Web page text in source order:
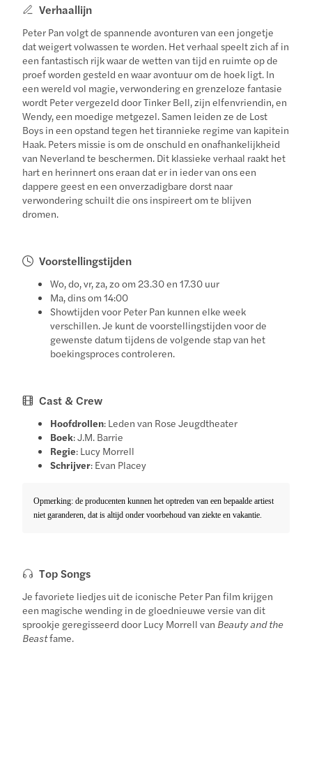
Verhaallijn
Peter Pan volgt de spannende avonturen van een jongetje
dat weigert volwassen te worden. Het verhaal speelt zich af in
een fantastisch rijk waar de wetten van tijd en ruimte op de
proef worden gesteld en waar avontuur om de hoek ligt. In
een wereld vol magie, verwondering en grenzeloze fantasie
wordt Peter vergezeld door Tinker Bell, zijn elfenvriendin, en
Wendy, een moedige metgezel. Samen leiden ze de Lost
Boys in een opstand tegen het tirannieke regime van kapitein
Haak. Peters missie is om de onschuld en onafhankelijkheid
van Neverland te beschermen. Dit klassieke verhaal raakt het
hart en herinnert ons eraan dat er in ieder van ons een
dappere geest en een onverzadigbare dorst naar
verwondering schuilt die ons inspireert om te blijven
dromen.
Voorstellingstijden
Wo, do, vr, za, zo om 23.30 en 17.30 uur
Ma, dins om 14:00
Showtijden voor Peter Pan kunnen elke week
verschillen. Je kunt de voorstellingstijden voor de
gewenste datum tijdens de volgende stap van het
boekingsproces controleren.
Cast & Crew
Hoofdrollen: Leden van Rose Jeugdtheater
Boek: J.M. Barrie
Regie: Lucy Morrell
Schrijver: Evan Placey
Opmerking: de producenten kunnen het optreden van een bepaalde artiest
niet garanderen, dat is altijd onder voorbehoud van ziekte en vakantie.
Top Songs
Je favoriete liedjes uit de iconische Peter Pan film krijgen
een magische wending in de gloednieuwe versie van dit
sprookje geregisseerd door Lucy Morrell van Beauty and the
Beastfame.